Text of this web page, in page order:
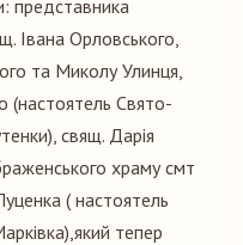
представника
Івана Орловського,
та Миколу Улинця,
(настоятель Свято-
свящ. Дарія
храму смт
( настоятель
тепер